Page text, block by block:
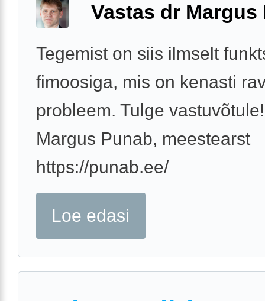
Vastas dr Margus
Tegemist on siis ilmselt
fimoosiga, mis on kenasti
probleem. Tulge vastuvõtule!
Margus Punab, meestearst
https://punab.ee/
Loe edasi